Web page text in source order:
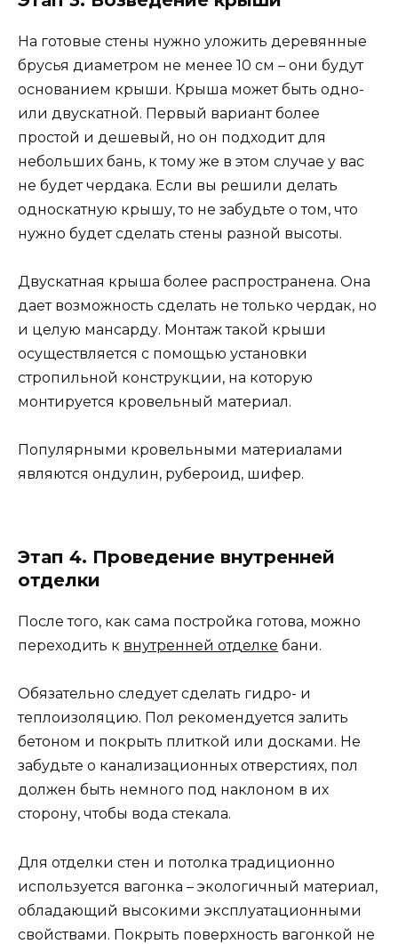
На готовые стены нужно уложить деревянные
брусья диаметром не менее 10 см – они будут
основанием крыши. Крыша может быть одно-
или двускатной. Первый вариант более
простой и дешевый, но он подходит для
небольших бань, к тому же в этом случае у вас
не будет чердака. Если вы решили делать
односкатную крышу, то не забудьте о том, что
нужно будет сделать стены разной высоты.
Двускатная крыша более распространена. Она
дает возможность сделать не только чердак, но
и целую мансарду. Монтаж такой крыши
осуществляется с помощью установки
стропильной конструкции, на которую
монтируется кровельный материал.
Популярными кровельными материалами
являются ондулин, рубероид, шифер.
Этап 4. Проведение внутренней
отделки
После того, как сама постройка готова, можно
переходить к внутренней отделке бани.
Обязательно следует сделать гидро- и
теплоизоляцию. Пол рекомендуется залить
бетоном и покрыть плиткой или досками. Не
забудьте о канализационных отверстиях, пол
должен быть немного под наклоном в их
сторону, чтобы вода стекала.
Для отделки стен и потолка традиционно
используется вагонка – экологичный материал,
обладающий высокими эксплуатационными
свойствами. Покрыть поверхность вагонкой не